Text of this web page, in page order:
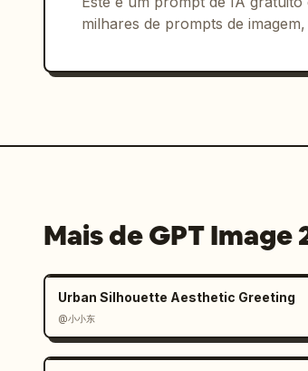
milhares de prompts de
Mais de GPT Image
Urban Silhouette Aesthetic Greeting
@小小东